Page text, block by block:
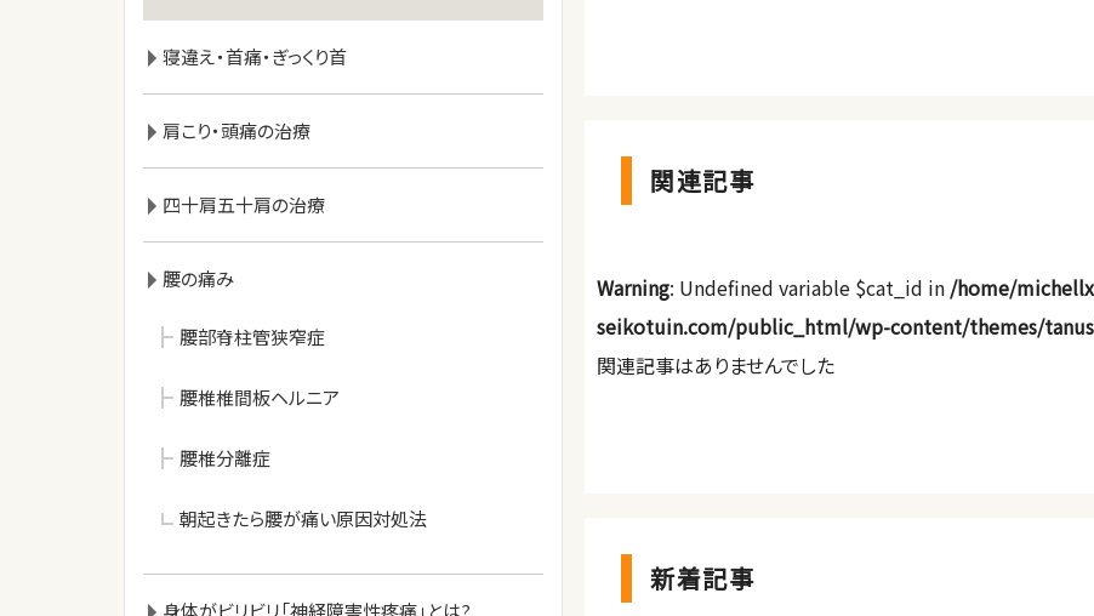
関連記事
Warning: Undefined variable $cat_id in /home/
seikotuin.com/public_html/wp-content/themes/
関連記事はありませんでした
新着記事
寝違え・首痛・ぎっくり首
肩こり・頭痛の治療
四十肩五十肩の治療
腰の痛み
腰部脊柱管狭窄症
腰椎椎間板ヘルニア
腰椎分離症
朝起きたら腰が痛い原因対処法
身体がビリビリ「神経障害性疼痛」とは?